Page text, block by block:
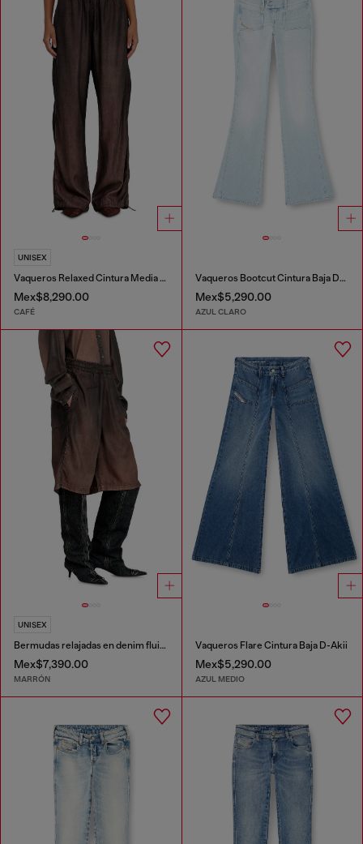
UNISEX
Vaqueros Relaxed Cintura Media D-Roder
Mex$8,290.00
CAFÉ
Vaqueros Bootcut Cintura Baja D-Hush
Mex$5,290.00
AZUL CLARO
UNISEX
Bermudas relajadas en denim fluido con lavado oscuro
Mex$7,390.00
MARRÓN
Vaqueros Flare Cintura Baja D-Akii
Mex$5,290.00
AZUL MEDIO